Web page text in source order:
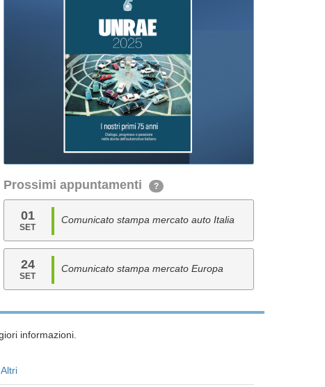
Prossimi appuntamenti ?
01
SET
Comunicato stampa mercato auto Italia
24
SET
Comunicato stampa mercato Europa
informazioni.
Altri